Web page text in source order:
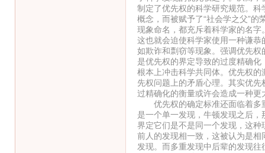
制定了优先权的科学研究规范。
概念，而被赋予了“社会学之父”
现象命名，都充斥着科学家的名
这也就会迫使科学家使用一种谦
如欺诈和剽窃等现象。强调优先
是优先权的界定导致的过度精确
根本上冲击科学共同体。优先权
先权问题上的矛盾心理。其实优
过精确化的衡量或许会造成一种
优先权的确定标准还面临着多
是一个单一发现，牛顿发现之后
界定它们是不是同一个发现，这
前人的发现相一致，这被认为是
发现。而多重发现中后辈的发现